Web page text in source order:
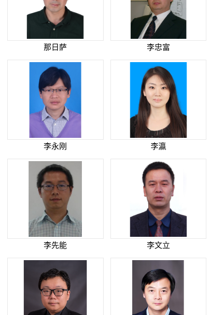
那日萨 李忠富
李永刚 李瀛
李先能 李文立